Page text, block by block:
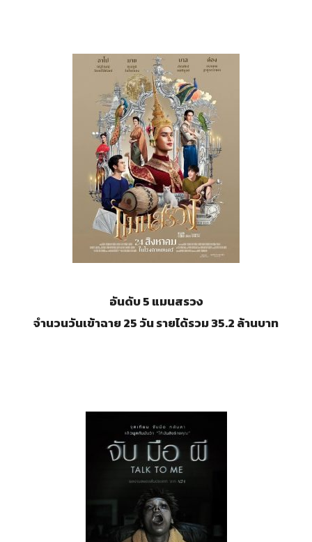
อันดับ 5 แมนสรวง
จำนวนวันเข้าฉาย 25 วัน รายได้รวม 35.2 ล้านบาท